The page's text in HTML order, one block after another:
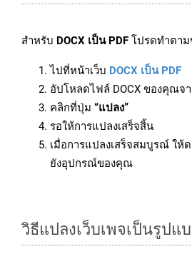
สำหรับ DOCX เป็น PDF โปรดทำตา
ไปที่หน้าเว็บ DOCX เป็น PDF
อัปโหลดไฟล์ DOCX ของคุณ
คลิกที่ปุ่ม “แปลง”
รอให้การแปลงเสร็จสิ้น
เมื่อการแปลงเสร็จสมบูรณ์ ให้
ยังอุปกรณ์ของคุณ
วิธีแปลงเว็บเพจเป็นรูปแ